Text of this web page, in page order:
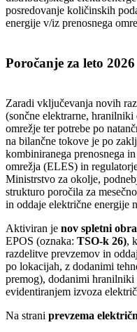
posredovanje količinskih
energije v/iz prenosnega
Poročanje za leto 2026
Zaradi vključevanja novih
(sončne elektrarne,
omrežje ter potrebe po
na bilančne tokove je po
kombiniranega prenosnega
omrežja (ELES) in
Ministrstvo za okolje,
strukturo poročila za
in oddaje električne energije
Aktiviran je nov spletni
EPOS (oznaka: TSO-k 26),
razdelitve prevzemov in
po lokacijah, z dodanimi
premog), dodanimi hranilniki
evidentiranjem izvoza
Na strani prevzema